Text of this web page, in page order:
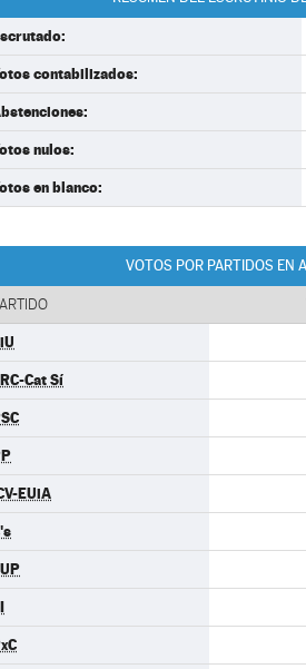
contabilizados:
nulos:
en blanco:
VOTOS POR PARTIDOS EN
Cat Sí
EUiA